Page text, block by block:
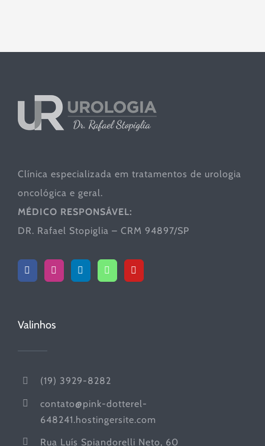
Clínica especializada em tratamentos de urologia
oncológica e geral.
MÉDICO RESPONSÁVEL:
DR. Rafael Stopiglia – CRM 94897/SP
Valinhos
(19) 3929-8282
contato@pink-dotterel-
648241.hostingersite.com
Rua Luís Spiandorelli Neto, 60